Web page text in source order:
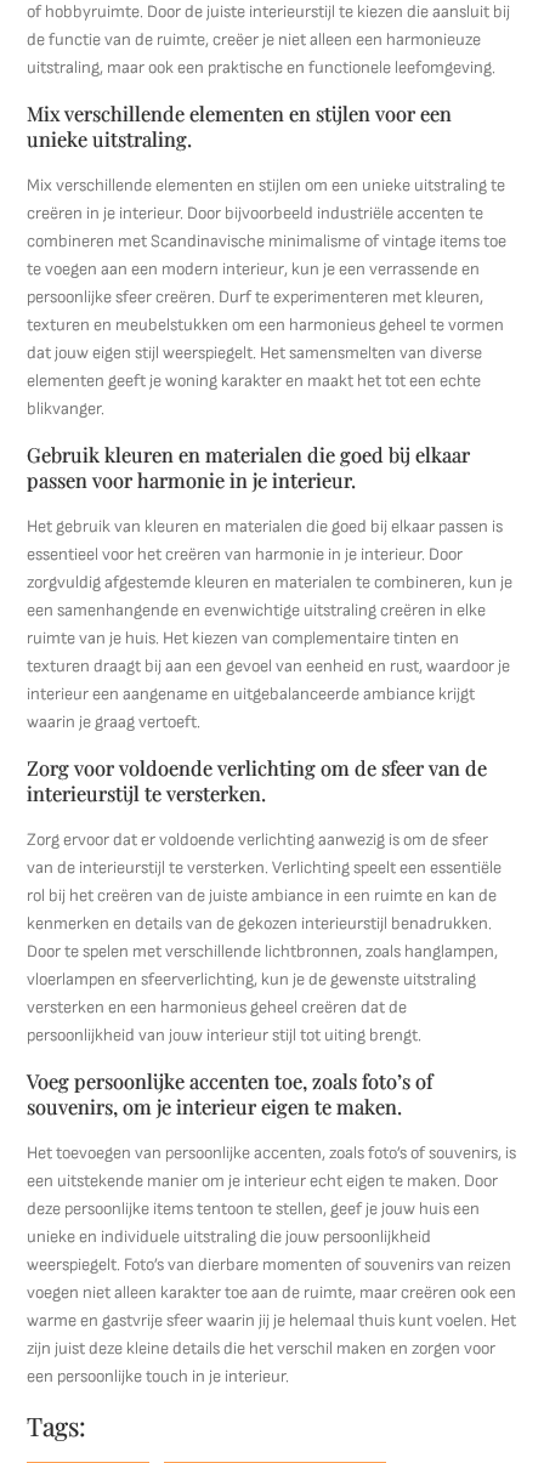
of hobbyruimte. Door de juiste interieurstijl te kiezen die aansluit bij
de functie van de ruimte, creëer je niet alleen een harmonieuze
uitstraling, maar ook een praktische en functionele leefomgeving.
Mix verschillende elementen en stijlen voor een
unieke uitstraling.
Mix verschillende elementen en stijlen om een unieke uitstraling te
creëren in je interieur. Door bijvoorbeeld industriële accenten te
combineren met Scandinavische minimalisme of vintage items toe
te voegen aan een modern interieur, kun je een verrassende en
persoonlijke sfeer creëren. Durf te experimenteren met kleuren,
texturen en meubelstukken om een harmonieus geheel te vormen
dat jouw eigen stijl weerspiegelt. Het samensmelten van diverse
elementen geeft je woning karakter en maakt het tot een echte
blikvanger.
Gebruik kleuren en materialen die goed bij elkaar
passen voor harmonie in je interieur.
Het gebruik van kleuren en materialen die goed bij elkaar passen is
essentieel voor het creëren van harmonie in je interieur. Door
zorgvuldig afgestemde kleuren en materialen te combineren, kun je
een samenhangende en evenwichtige uitstraling creëren in elke
ruimte van je huis. Het kiezen van complementaire tinten en
texturen draagt bij aan een gevoel van eenheid en rust, waardoor je
interieur een aangename en uitgebalanceerde ambiance krijgt
waarin je graag vertoeft.
Zorg voor voldoende verlichting om de sfeer van de
interieurstijl te versterken.
Zorg ervoor dat er voldoende verlichting aanwezig is om de sfeer
van de interieurstijl te versterken. Verlichting speelt een essentiële
rol bij het creëren van de juiste ambiance in een ruimte en kan de
kenmerken en details van de gekozen interieurstijl benadrukken.
Door te spelen met verschillende lichtbronnen, zoals hanglampen,
vloerlampen en sfeerverlichting, kun je de gewenste uitstraling
versterken en een harmonieus geheel creëren dat de
persoonlijkheid van jouw interieur stijl tot uiting brengt.
Voeg persoonlijke accenten toe, zoals foto’s of
souvenirs, om je interieur eigen te maken.
Het toevoegen van persoonlijke accenten, zoals foto’s of souvenirs, is
een uitstekende manier om je interieur echt eigen te maken. Door
deze persoonlijke items tentoon te stellen, geef je jouw huis een
unieke en individuele uitstraling die jouw persoonlijkheid
weerspiegelt. Foto’s van dierbare momenten of souvenirs van reizen
voegen niet alleen karakter toe aan de ruimte, maar creëren ook een
warme en gastvrije sfeer waarin jij je helemaal thuis kunt voelen. Het
zijn juist deze kleine details die het verschil maken en zorgen voor
een persoonlijke touch in je interieur.
Tags: